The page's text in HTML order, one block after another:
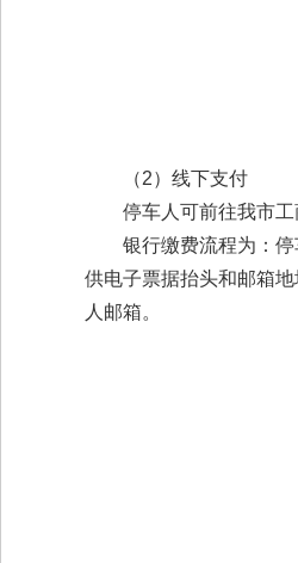
（2）线下支付
停车人可前往我市
银行缴费流程为：
供电子票据抬头和邮箱
人邮箱。